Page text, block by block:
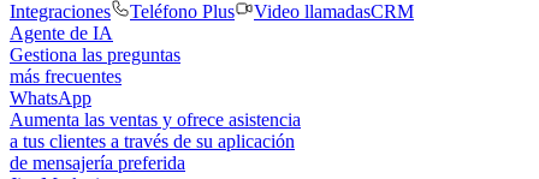
Integraciones
Teléfono Plus Video llamadasCRM
Agente de IA
Gestiona las preguntas
más frecuentes
WhatsApp
Aumenta las ventas y ofrece asistencia
a tus clientes a través de su aplicación
de mensajería preferida